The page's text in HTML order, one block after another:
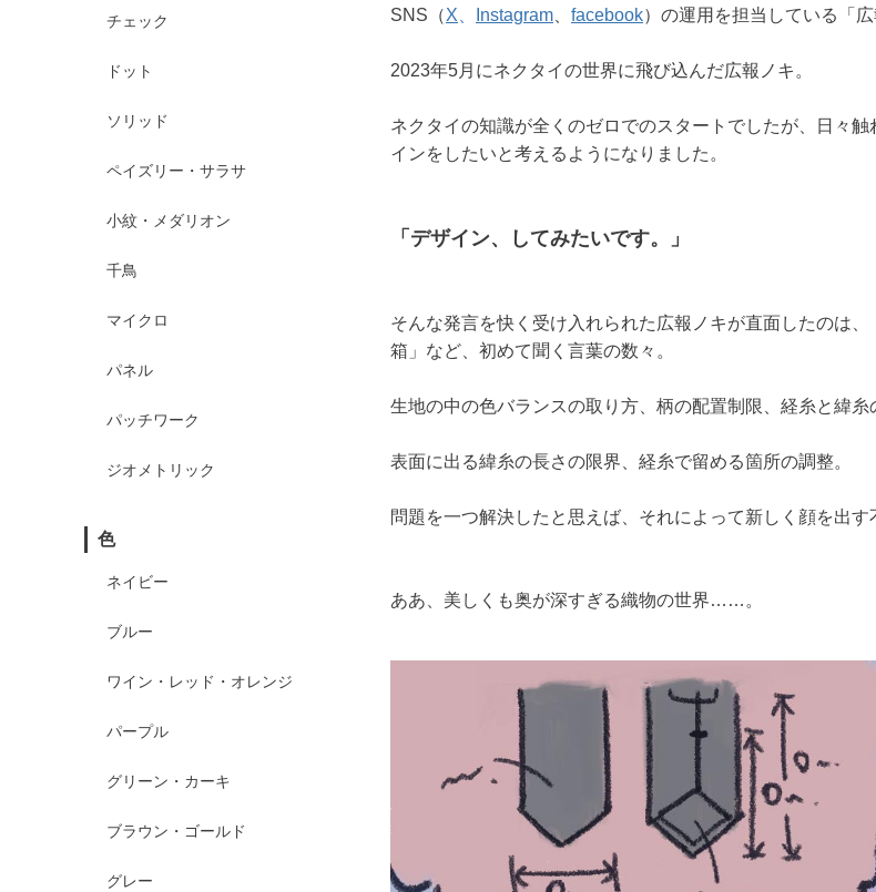
チェック
ドット
ソリッド
ペイズリー・サラサ
小紋・メダリオン
千鳥
マイクロ
パネル
パッチワーク
ジオメトリック
色
ネイビー
ブルー
ワイン・レッド・オレンジ
パープル
グリーン・カーキ
ブラウン・ゴールド
グレー
SNS（X Instagram facebook）の運用を担当している「
2023年5月にネクタイの世界に飛び込んだ広報ノキ。
ネクタイの知識が全くのゼロでのスタートでしたが、日々
インをしたいと考えるようになりました。
「デザイン、してみたいです。」
そんな発言を快く受け入れられた広報ノキが直面したのは
箱」など、初めて聞く言葉の数々。
生地の中の色バランスの取り方、柄の配置制限、経糸と緯糸
表面に出る緯糸の長さの限界、経糸で留める箇所の調整。
問題を一つ解決したと思えば、それによって新しく顔を出す
ああ、美しくも奥が深すぎる織物の世界……。